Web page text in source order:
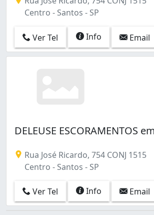
Centro - Santos - SP
Ver Tel Info Email
DELEUSE ESCORAMENTOS
Rua José Ricardo, 754 CONJ 1515
Centro - Santos - SP
Ver Tel Info Email